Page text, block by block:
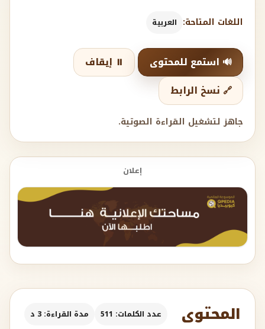
اللغات المتاحة: العربية
🔊 استمع للمحتوى
⏸️ إيقاف
🔗 نسخ الرابط
جاهز لتشغيل القراءة الصوتية.
إعلان
المحتوى عدد الكلمات: 511 مدة القراءة: 3 د